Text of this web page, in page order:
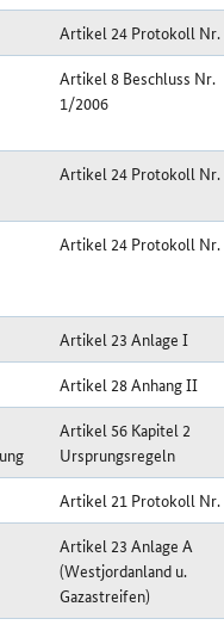
Artikel 24 Protokoll Nr.
Artikel 8 Beschluss Nr.
1/2006
Artikel 24 Protokoll Nr.
Artikel 24 Protokoll Nr.
Artikel 23 Anlage I
Artikel 28 Anhang II
Artikel 56 Kapitel 2
Ursprungsregeln
Artikel 21 Protokoll Nr.
Artikel 23 Anlage A
(Westjordanland u.
Gazastreifen)